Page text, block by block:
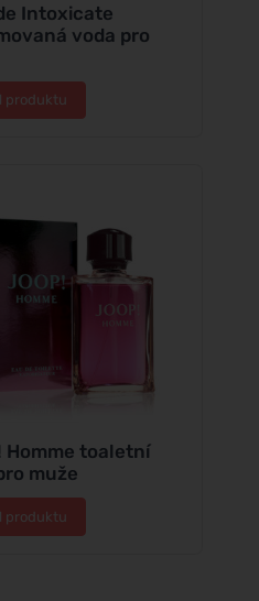
Intoxicate
voda pro
produktu
Homme toaletní
muže
produktu